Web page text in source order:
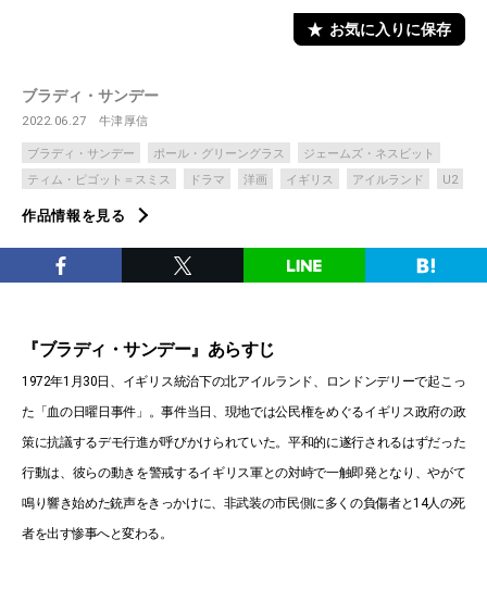
お気に入りに保存
ブラディ・サンデー
2022.06.27 牛津厚信
ブラディ・サンデー ポール・グリーングラス
ジェームズ・ネスビット
ティム・ピゴット＝スミス
ドラマ 洋画 イギリス アイルランド U2
作品情報を見る
『ブラディ・サンデー』あらすじ
1972年1月30日、イギリス統治下の北アイルランド、ロンドンデリーで起こっ
た「血の日曜日事件」。事件当日、現地では公民権をめぐるイギリス政府の政
策に抗議するデモ行進が呼びかけられていた。平和的に遂行されるはずだった
行動は、彼らの動きを警戒するイギリス軍との対峙で一触即発となり、やがて
鳴り響き始めた銃声をきっかけに、非武装の市民側に多くの負傷者と14人の死
者を出す惨事へと変わる。